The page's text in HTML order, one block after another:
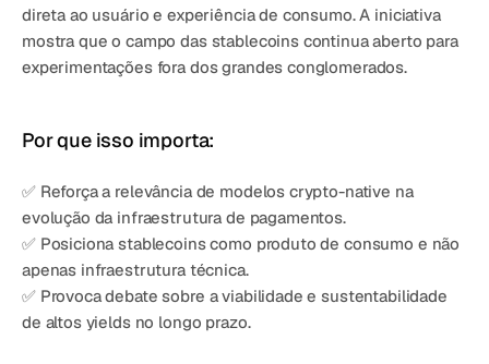
direta ao usuário e experiência de consumo. A iniciativa
mostra que o campo das stablecoins continua aberto para
experimentações fora dos grandes conglomerados.
Por que isso importa:
✅ Reforça a relevância de modelos crypto-native na
evolução da infraestrutura de pagamentos.
✅ Posiciona stablecoins como produto de consumo e não
apenas infraestrutura técnica.
✅ Provoca debate sobre a viabilidade e sustentabilidade
de altos yields no longo prazo.